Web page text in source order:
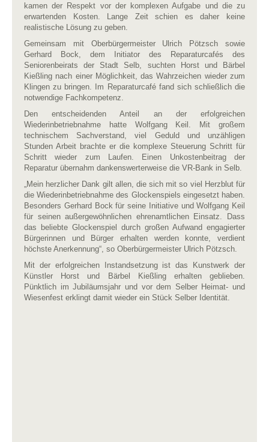
kamen der Respekt vor der komplexen Aufgabe und die zu
erwartenden Kosten. Lange Zeit schien es daher keine
realistische Lösung zu geben.
Gemeinsam mit Oberbürgermeister Ulrich Pötzsch sowie
Gerhard Bock, dem Initiator des Reparaturcafés des
Seniorenbeirats der Stadt Selb, suchten Horst und Bärbel
Kießling nach einer Möglichkeit, das Wahrzeichen wieder zum
Klingen zu bringen. Im Reparaturcafé fand sich schließlich die
notwendige Fachkompetenz.
Den entscheidenden Anteil an der erfolgreichen
Wiederinbetriebnahme hatte Wolfgang Keil. Mit großem
technischem Sachverstand, viel Geduld und unzähligen
Stunden Arbeit brachte er die komplexe Steuerung Schritt für
Schritt wieder zum Laufen. Einen Unkostenbeitrag der
Reparatur übernahm dankenswerterweise die VR-Bank in Selb.
„Mein herzlicher Dank gilt allen, die sich mit so viel Herzblut für
die Wiederinbetriebnahme des Glockenspiels eingesetzt haben.
Besonders Gerhard Bock für seine Initiative und Wolfgang Keil
für seinen außergewöhnlichen ehrenamtlichen Einsatz. Dass
das beliebte Glockenspiel durch großen Aufwand engagierter
Bürgerinnen und Bürger erhalten werden konnte, verdient
höchste Anerkennung“, so Oberbürgermeister Ulrich Pötzsch.
Mit der erfolgreichen Instandsetzung ist das Kunstwerk der
Künstler Horst und Bärbel Kießling erhalten geblieben.
Pünktlich im Jubiläumsjahr und vor dem Selber Heimat- und
Wiesenfest erklingt damit wieder ein Stück Selber Identität.